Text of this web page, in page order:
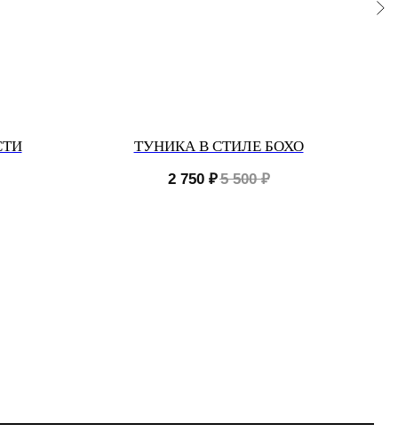
ТУНИКА В СТИЛЕ БОХО
2 750 ₽5 500 ₽